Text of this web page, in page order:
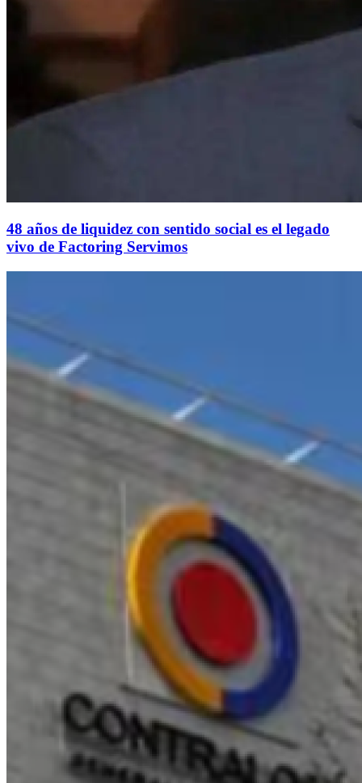
48 años de liquidez con sentido social es el legado
vivo de Factoring Servimos